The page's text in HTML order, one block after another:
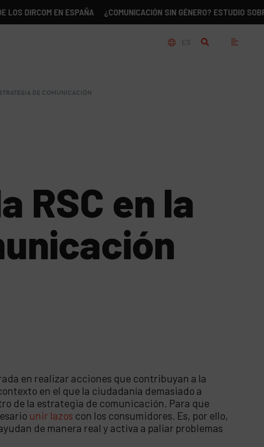
EN ESPAÑA ¿COMUNICACIÓN SIN GÉNERO? ESTUDIO SOBRE LA
DE COMUNICACIÓN
RSC en la
en realizar acciones que contribuyan a la
en el que la ciudadanía demasiado a
de la estrategia de comunicación. Para que
unir lazos con los consumidores. Es, por ello,
de manera real y activa a paliar problemas